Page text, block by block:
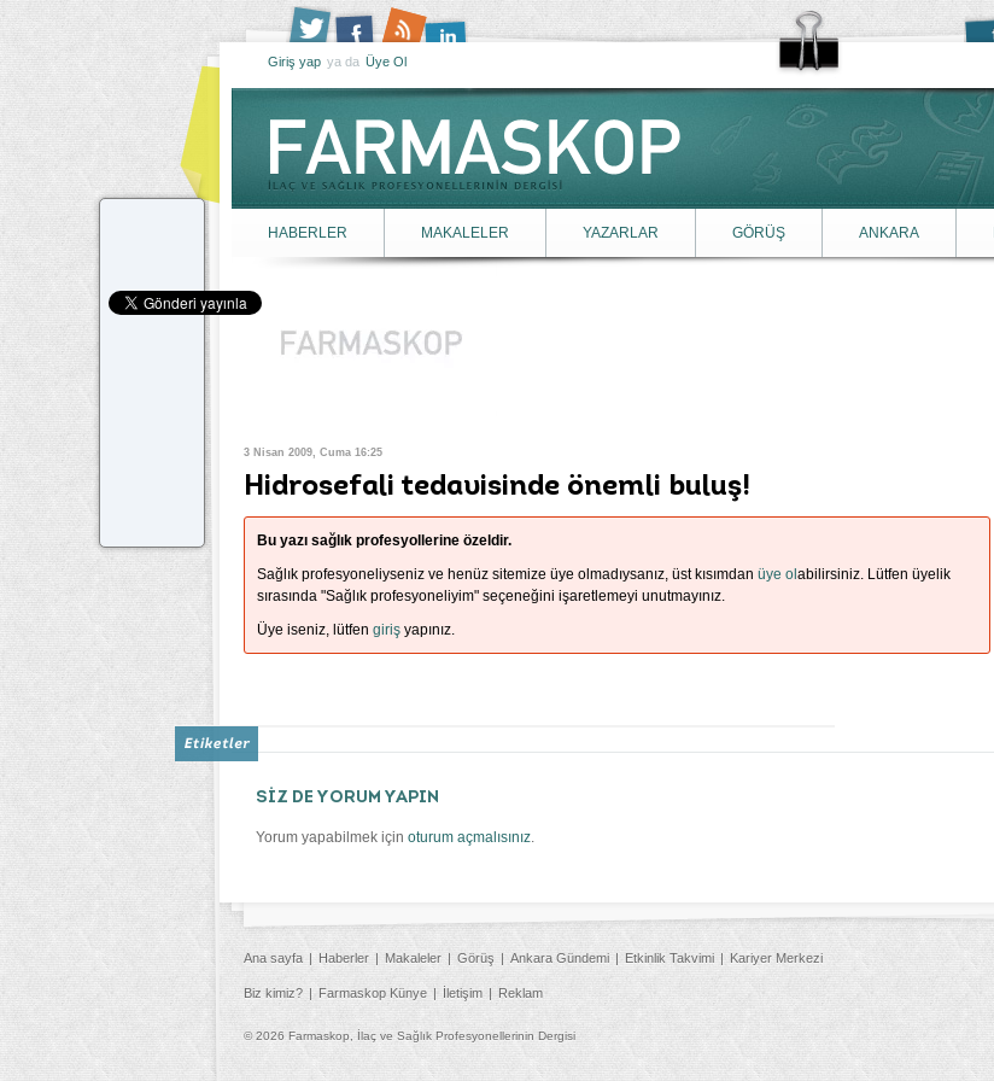
Giriş yap ya da Üye Ol
HABERLER MAKALELER YAZARLAR GÖRÜŞ ANKARA
3 Nisan 2009, Cuma 16:25
Hidrosefali tedavisinde önemli buluş!
Bu yazı sağlık profesyollerine özeldir.
Sağlık profesyoneliyseniz ve henüz sitemize üye olmadıysanız, üst kısımdan üye ol abilirsiniz. Lütfen üyelik
sırasında "Sağlık profesyoneliyim" seçeneğini işaretlemeyi unutmayınız.
Üye iseniz, lütfen giriş yapınız.
SİZ DE YORUM YAPIN
Yorum yapabilmek için oturum açmalısınız.
Ana sayfa Haberler Makaleler Görüş Ankara Gündemi Etkinlik Takvimi Kariyer Merkezi
Biz kimiz? Farmaskop Künye İletişim Reklam
© 2026 Farmaskop, İlaç ve Sağlık Profesyonellerinin Dergisi